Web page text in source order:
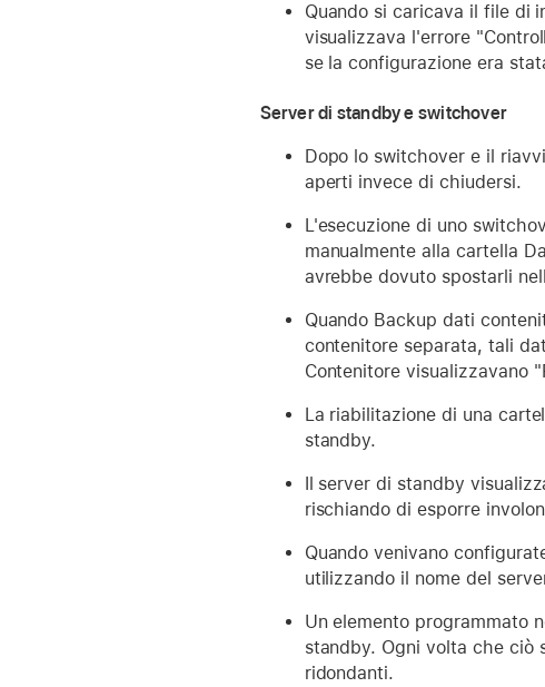
Quando si caricava il file di
visualizzava l'errore
se la configurazione era
Server di standby e switchover
Dopo lo switchover e il
aperti invece di chiudersi.
L'esecuzione di uno
manualmente alla cartella
avrebbe dovuto spostarli
Quando Backup dati
contenitore separata, tali
Contenitore visualizzavano
La riabilitazione di una
standby.
Il server di standby
rischiando di esporre
Quando venivano
utilizzando il nome del
Un elemento programmato
standby. Ogni volta che ciò
ridondanti.